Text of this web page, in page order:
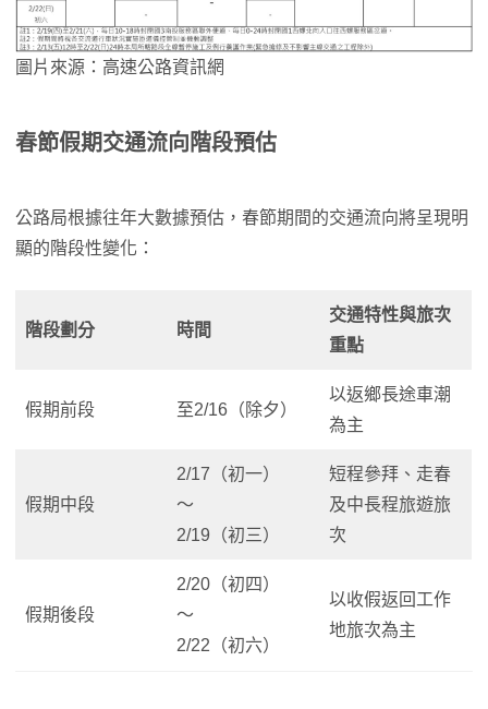
圖片來源：高速公路資訊網
春節假期交通流向階段預估
公路局根據往年大數據預估，春節期間的交通流向將呈現明
顯的階段性變化：
階段劃分 時間
交通特性與旅次
重點
假期前段 至2/16（除夕）
以返鄉長途車潮
為主
假期中段
2/17（初一）
～
2/19（初三）
短程參拜、走春
及中長程旅遊旅
次
假期後段
2/20（初四）
～
2/22（初六）
以收假返回工作
地旅次為主